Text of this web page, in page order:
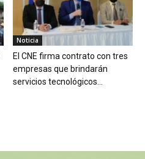
Noticia
El CNE firma contrato con tres
empresas que brindarán
servicios tecnológicos...